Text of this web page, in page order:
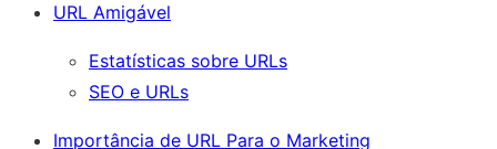
URL Amigável
Estatísticas sobre URLs
SEO e URLs
Importância de URL Para o Marketing